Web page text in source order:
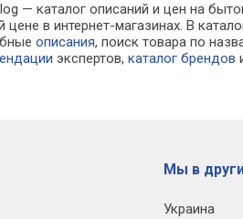
— каталог описаний и цен на
цене в интернет-магазинах. В
описания, поиск товара по
экспертов,каталог брендов
Мы в
Украина